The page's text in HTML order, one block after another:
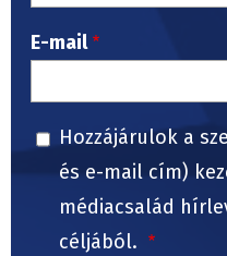
E-mail
Hozzájárulok a
és e-mail cím)
médiacsalád
céljából.